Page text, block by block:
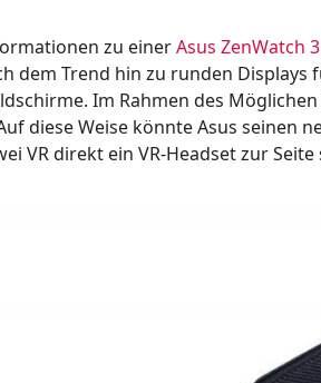
zu einerAsus ZenWatch 3
dem Trend hin zu runden
Im Rahmen des
diese Weise könnte Asus seinen
VR direkt ein VR-Headset zur Seite